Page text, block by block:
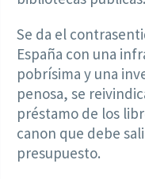
Se da el
España con una
pobrísima y una
penosa, se
préstamo de los
canon que debe
presupuesto.